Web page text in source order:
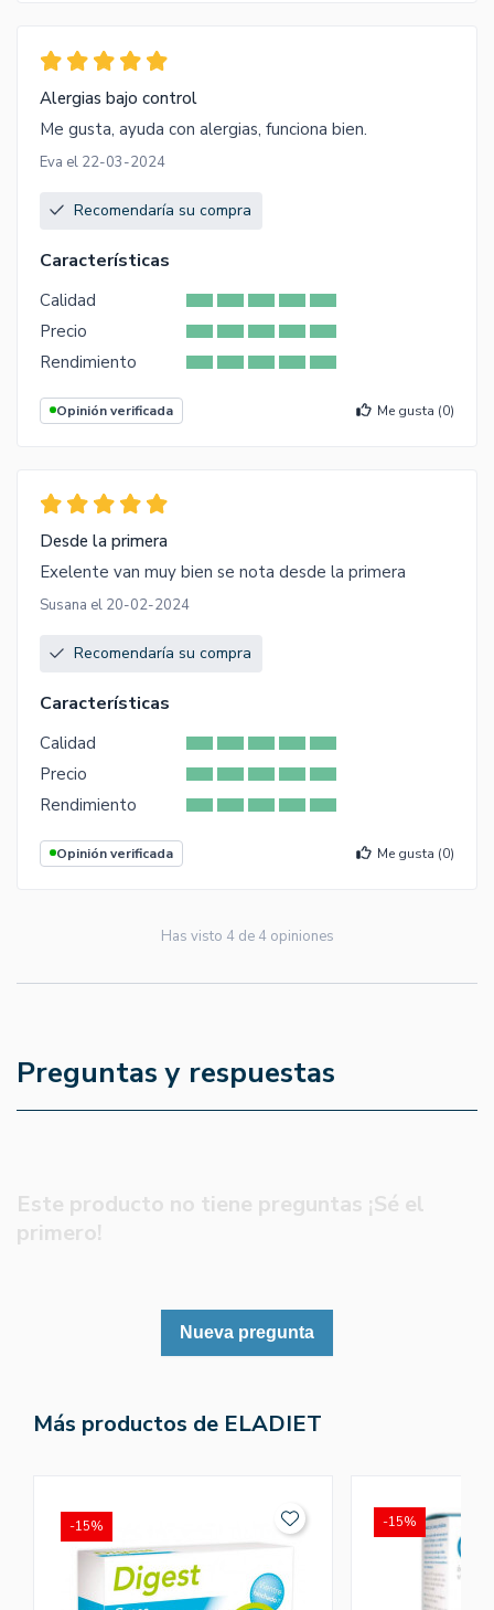
Alergias bajo control
Me gusta, ayuda con alergias, funciona bien.
Eva el 22-03-2024
Recomendaría su compra
Características
Calidad
Precio
Rendimiento
Opinión verificada Me gusta (0)
Desde la primera
Exelente van muy bien se nota desde la primera
Susana el 20-02-2024
Recomendaría su compra
Características
Calidad
Precio
Rendimiento
Opinión verificada Me gusta (0)
Has visto 4de 4opiniones
Preguntas y respuestas
Este producto no tiene preguntas ¡Sé el
primero!
Nueva pregunta
Más productos de ELADIET
-15% -15%